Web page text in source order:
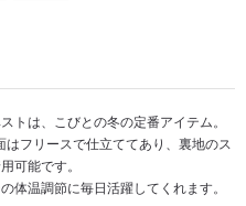
トは、こびとの冬の定番アイテム。
フリースで仕立ててあり、裏地のス
可能です。
体温調節に毎日活躍してくれます。